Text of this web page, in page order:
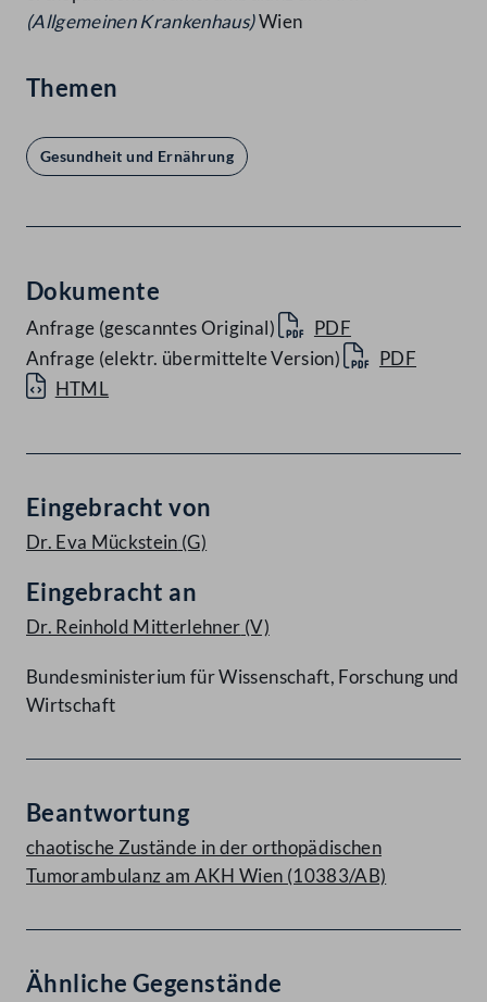
(Allgemeinen Krankenhaus)Wien
Themen
Gesundheit und Ernährung
Dokumente
Anfrage (gescanntes Original)
PDF
Anfrage (elektr. übermittelte Version)
PDF
HTML
Eingebracht von
Dr. Eva Mückstein (G)
Eingebracht an
Dr. Reinhold Mitterlehner (V)
Bundesministerium für Wissenschaft, Forschung und
Wirtschaft
Beantwortung
chaotische Zustände in der orthopädischen
Tumorambulanz am AKH Wien (10383/AB)
Ähnliche Gegenstände